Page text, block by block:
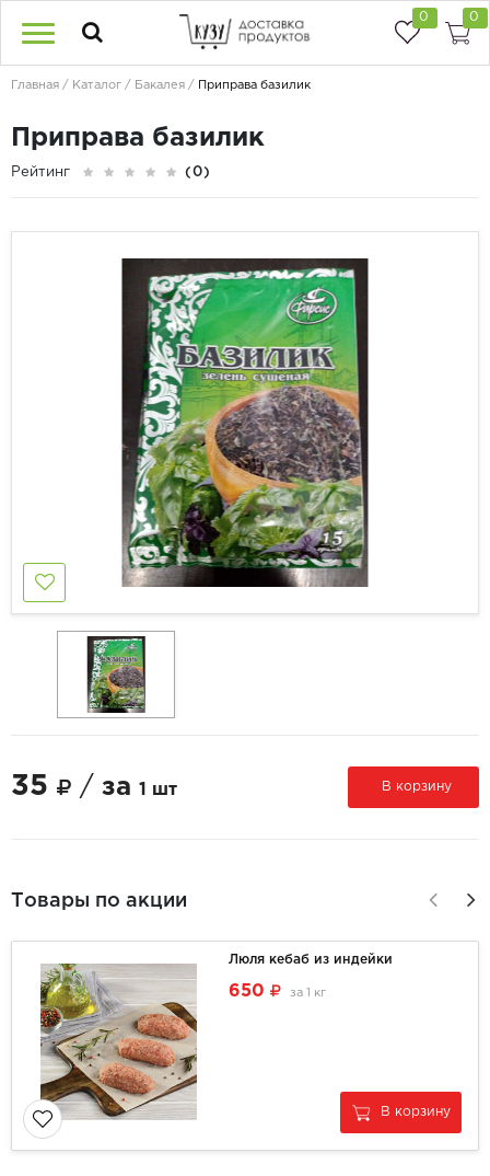
0 0
Главная Каталог Бакалея Приправа базилик
Приправа базилик
Рейтинг (0)
35 / за 1 шт В корзину
Товары по акции
Люля кебаб из индейки
650 за 1 кг
В корзину